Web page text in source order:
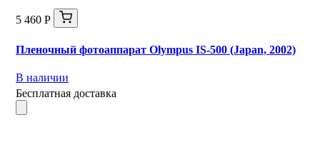
5 460 Р
Пленочный фотоаппарат Olympus IS-500 (Japan, 2002)
В наличии
Бесплатная доставка